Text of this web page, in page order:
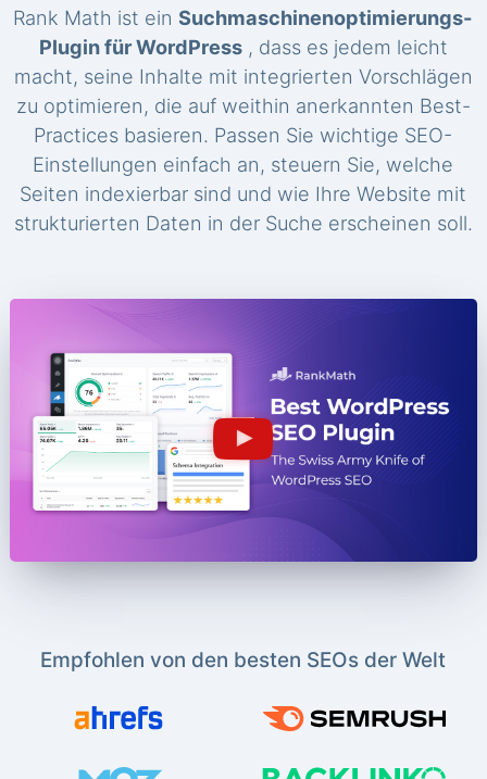
Rank Math ist einSuchmaschinenoptimierungs-
Plugin für WordPress, dass es jedem leicht
macht, seine Inhalte mit integrierten Vorschlägen
zu optimieren, die auf weithin anerkannten Best-
Practices basieren. Passen Sie wichtige SEO-
Einstellungen einfach an, steuern Sie, welche
Seiten indexierbar sind und wie Ihre Website mit
strukturierten Daten in der Suche erscheinen soll.
Empfohlen von den besten SEOs der Welt